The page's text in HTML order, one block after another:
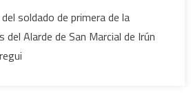
soldado
soldado de primera de la
del Alarde de San Marcial de Irún